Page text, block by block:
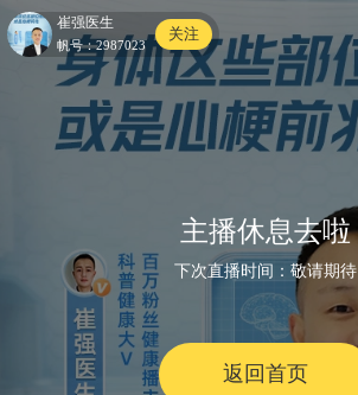
崔强医生
帆号：2987023
关注
主播休息去啦
下次直播时间： 敬请期待
返回首页